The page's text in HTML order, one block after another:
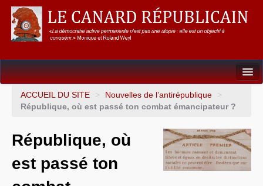
Dossiers
Points de repères
Un éléphant, ça trompe énormément !
ACCUEIL DU SITE > Nouvelles de l’antirépublique
>
République, où est passé ton combat émancipateur ?
République, où
est passé ton